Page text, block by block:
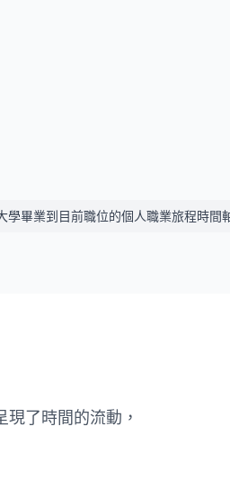
學畢業到目前職位的個人職業旅程時間
了時間的流動，